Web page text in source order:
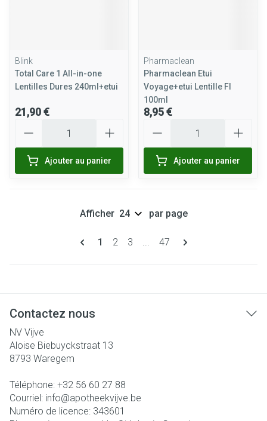
Blink
Total Care 1 All-in-one
Lentilles Dures 240ml+etui
21,90 €
Ajouter au panier
Pharmaclean
Pharmaclean Etui
Voyage+etui Lentille Fl
100ml
8,95 €
Ajouter au panier
Vous lisez actuellement la page
1 Page
2 Page
3 ... Page
47
Afficher par page
Contactez nous
NV Vijve
Aloise Biebuyckstraat 13
8793 Waregem
Téléphone: +32 56 60 27 88
Courriel: info@apotheekvijve.be
Numéro de licence: 343601